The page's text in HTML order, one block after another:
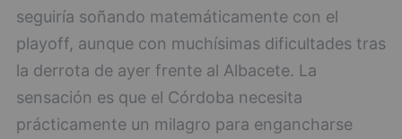
seguiría soñando matemáticamente con el
playoff, aunque con muchísimas dificultades tras
la derrota de ayer frente al Albacete. La
sensación es que el Córdoba necesita
prácticamente un milagro para engancharse